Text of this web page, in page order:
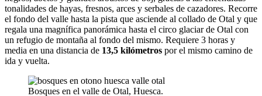
tonalidades de hayas, fresnos, arces y serbales de cazadores. Recorre
el fondo del valle hasta la pista que asciende al collado de Otal y que
regala una magnífica panorámica hasta el circo glaciar de Otal con
un refugio de montaña al fondo del mismo. Requiere 3 horas y
media en una distancia de 13,5 kilómetros por el mismo camino de
ida y vuelta.
Bosques en el valle de Otal, Huesca.